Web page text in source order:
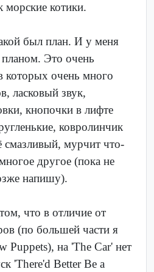
морские котики.
был план. И у меня
Это очень
которых очень много
ласковый звук,
кнопочки в лифте
ковролинчик
смазливый, мурчит что-
другое (пока не
напишу).
что в отличие от
(по большей части я
Puppets), на 'The Car' нет
'There'd Better Be a